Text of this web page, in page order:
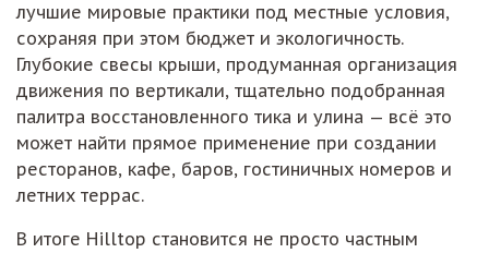
лучшие мировые практики под местные условия,
сохраняя при этом бюджет и экологичность.
Глубокие свесы крыши, продуманная организация
движения по вертикали, тщательно подобранная
палитра восстановленного тика и улина — всё это
может найти прямое применение при создании
ресторанов, кафе, баров, гостиничных номеров и
летних террас.
В итоге Hilltop становится не просто частным